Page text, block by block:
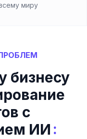
миру
бизнесу
с
ИИ :